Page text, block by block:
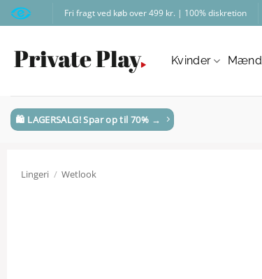
Fortsæt
til
Fri fragt ved køb over 499 kr. | 100% diskretion
Kvinder Mænd
🛍️ LAGERSALG! Spar op til 70% →
Lingeri / Wetlook